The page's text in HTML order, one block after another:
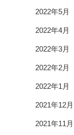
2022年5月
2022年4月
2022年3月
2022年2月
2022年1月
2021年12月
2021年11月